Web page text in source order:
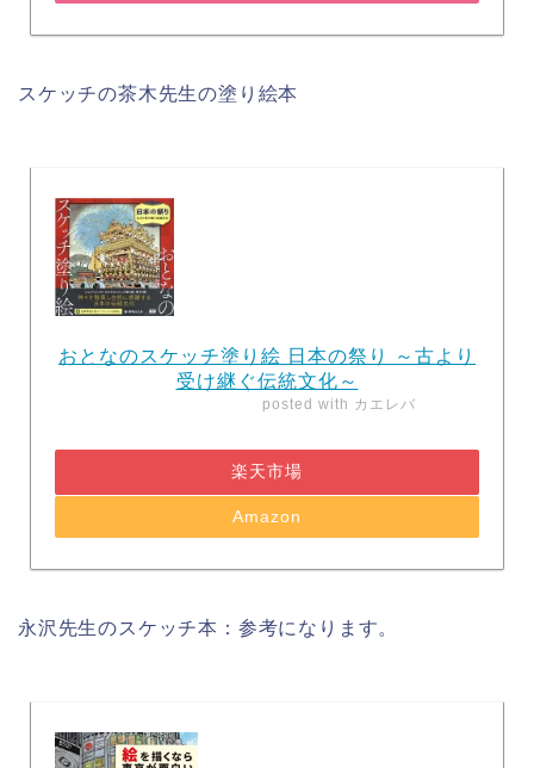
スケッチの茶木先生の塗り絵本
おとなのスケッチ塗り絵 日本の祭り ～古より
受け継ぐ伝統文化～
posted with カエレバ
楽天市場
Amazon
永沢先生のスケッチ本：参考になります。